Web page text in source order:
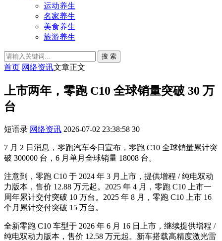
运动养生
名家养生
美食养生
旅游养生
搜 索
首页 网络资讯文章正文
上市两年，零跑 C10 全球销量突破 30 万
台
短语录 网络资讯 2026-07-02 23:38:58 30
7 月 2 日消息，零跑汽车今日宣布，零跑 C10 全球销量累计突
破 300000 台，6 月单月全球销量 18008 台。
注意到，零跑 C10 于 2024 年 3 月上市，提供增程 / 纯电双动
力版本，售价 12.88 万元起。2025 年 4 月，零跑 C10 上市一
周年累计交付突破 10 万台。2025 年 8 月，零跑 C10 上市 16
个月累计交付突破 15 万台。
全新零跑 C10 车型于 2026 年 6 月 16 日上市，继续提供增程 /
纯电双动力版本，售价 12.58 万元起。新车搭载高精度激光雷